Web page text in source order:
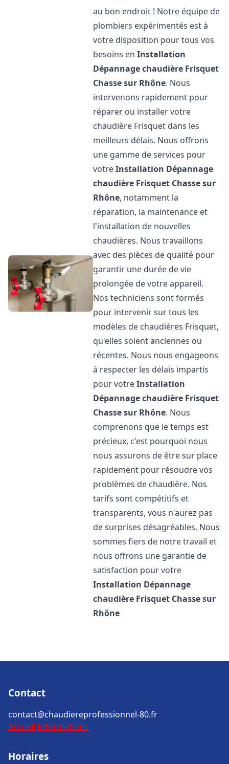
au bon endroit ! Notre équipe de
plombiers expérimentés est à
votre disposition pour tous vos
besoins enInstallation
Dépannage chaudière Frisquet
Chasse sur Rhône. Nous
intervenons rapidement pour
réparer ou installer votre
chaudière Frisquet dans les
meilleurs délais. Nous offrons
une gamme de services pour
votreInstallation Dépannage
chaudière Frisquet Chasse sur
Rhône, notamment la
réparation, la maintenance et
l'installation de nouvelles
chaudières. Nous travaillons
avec des pièces de qualité pour
garantir une durée de vie
prolongée de votre appareil.
Nos techniciens sont formés
pour intervenir sur tous les
modèles de chaudières Frisquet,
qu'elles soient anciennes ou
récentes. Nous nous engageons
à respecter les délais impartis
pour votreInstallation
Dépannage chaudière Frisquet
Chasse sur Rhône. Nous
comprenons que le temps est
précieux, c'est pourquoi nous
nous assurons de être sur place
rapidement pour résoudre vos
problèmes de chaudière. Nos
tarifs sont compétitifs et
transparents, vous n'aurez pas
de surprises désagréables. Nous
sommes fiers de notre travail et
nous offrons une garantie de
satisfaction pour votre
Installation Dépannage
chaudière Frisquet Chasse sur
Rhône
Contact
contact@chaudiereprofessionnel-80.fr
Accueil Informations
Horaires